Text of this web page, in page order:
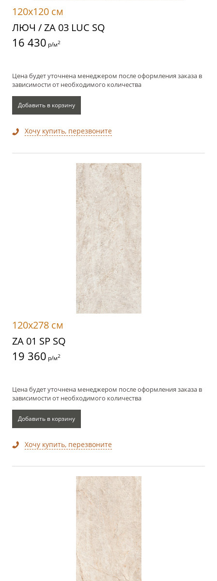
120x120 см
ЛЮЧ / ZA 03 LUC SQ
16 430 р/м2
Цена будет уточнена менеджером после оформления заказа в
зависимости от необходимого количества
Добавить в корзину
Хочу купить, перезвоните
120x278 см
ZA 01 SP SQ
19 360 р/м2
Цена будет уточнена менеджером после оформления заказа в
зависимости от необходимого количества
Добавить в корзину
Хочу купить, перезвоните